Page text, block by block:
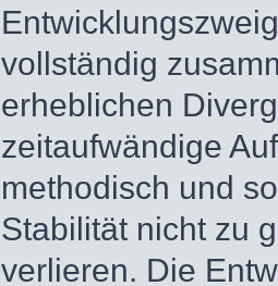
vollständig
erheblichen
zeitaufwändige
methodisch und
Stabilität nicht zu
verlieren. Die